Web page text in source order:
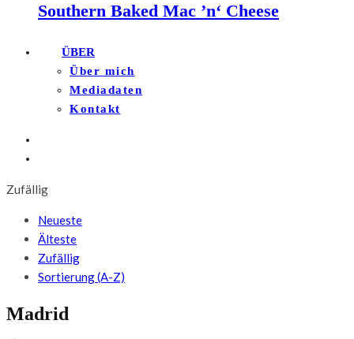
Southern Baked Mac ’n‘ Cheese
ÜBER
Über mich
Mediadaten
Kontakt
Zufällig
Neueste
Älteste
Zufällig
Sortierung (A-Z)
Madrid